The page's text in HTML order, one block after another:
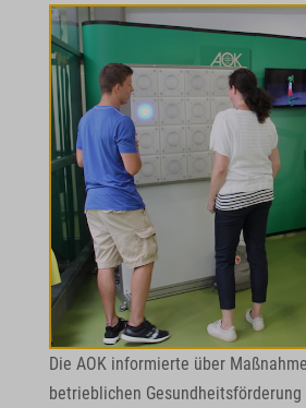
Die AOK informierte über
betrieblichen